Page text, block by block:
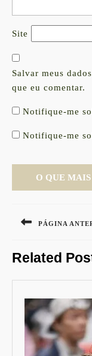
Site
Salvar meus
que eu comentar.
Notifique-me
Notifique-me
de
PÁGINA
post:
Related